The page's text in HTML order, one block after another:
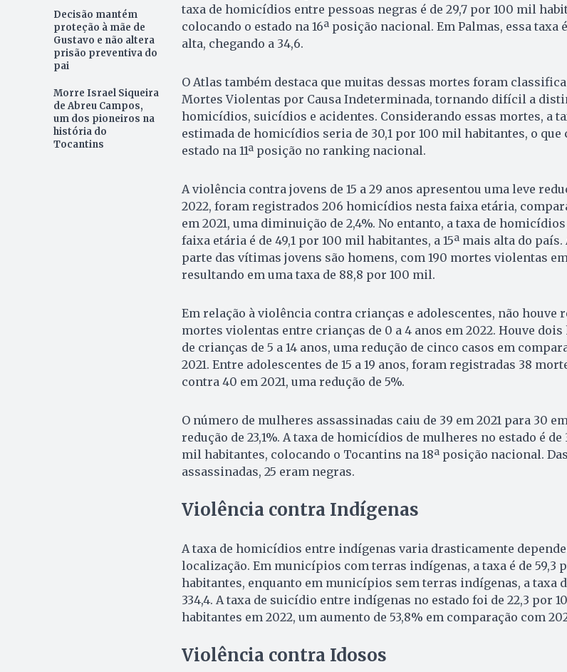
Decisão mantém
proteção à mãe de
Gustavo e não altera
prisão preventiva do
pai
Morre Israel Siqueira
de Abreu Campos,
um dos pioneiros na
história do
Tocantins
taxa de homicídios entre pessoas negras é de 29,7 por 100 mil
colocando o estado na 16ª posição nacional. Em Palmas, essa taxa
alta, chegando a 34,6.
O Atlas também destaca que muitas dessas mortes foram
Mortes Violentas por Causa Indeterminada, tornando difícil a
homicídios, suicídios e acidentes. Considerando essas mortes, a
estimada de homicídios seria de 30,1 por 100 mil habitantes, o que
estado na 11ª posição no ranking nacional.
A violência contra jovens de 15 a 29 anos apresentou uma leve
2022, foram registrados 206 homicídios nesta faixa etária,
em 2021, uma diminuição de 2,4%. No entanto, a taxa de
faixa etária é de 49,1 por 100 mil habitantes, a 15ª mais alta do
parte das vítimas jovens são homens, com 190 mortes violentas
resultando em uma taxa de 88,8 por 100 mil.
Em relação à violência contra crianças e adolescentes, não houve
mortes violentas entre crianças de 0 a 4 anos em 2022. Houve
de crianças de 5 a 14 anos, uma redução de cinco casos em
2021. Entre adolescentes de 15 a 19 anos, foram registradas 38
contra 40 em 2021, uma redução de 5%.
O número de mulheres assassinadas caiu de 39 em 2021 para 30
redução de 23,1%. A taxa de homicídios de mulheres no estado é de
mil habitantes, colocando o Tocantins na 18ª posição nacional.
assassinadas, 25 eram negras.
Violência contra Indígenas
A taxa de homicídios entre indígenas varia drasticamente
localização. Em municípios com terras indígenas, a taxa é de 59,3
habitantes, enquanto em municípios sem terras indígenas, a taxa
334,4. A taxa de suicídio entre indígenas no estado foi de 22,3 por
habitantes em 2022, um aumento de 53,8% em comparação com
Violência contra Idosos